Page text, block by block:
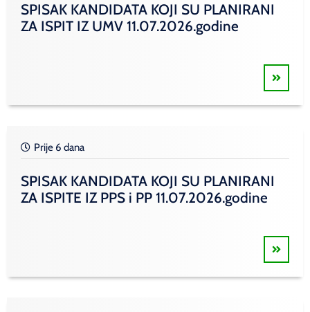
SPISAK KANDIDATA KOJI SU PLANIRANI
ZA ISPIT IZ UMV 11.07.2026.godine
Prije 6 dana
SPISAK KANDIDATA KOJI SU PLANIRANI
ZA ISPITE IZ PPS i PP 11.07.2026.godine